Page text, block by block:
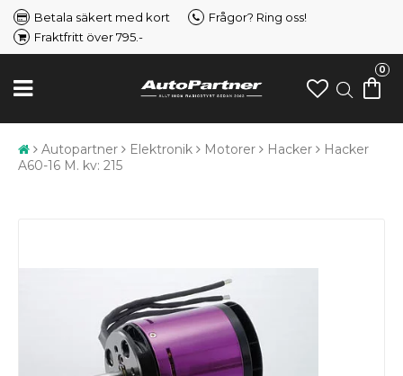
Betala säkert med kort
Frågor? Ring oss!
Fraktfritt över 795.-
0
Autopartner Elektronik Motorer Hacker
Hacker
A60-16 M. kv: 215